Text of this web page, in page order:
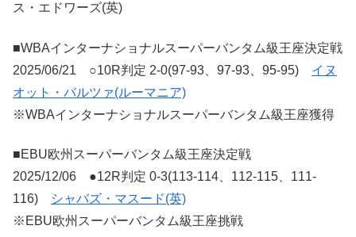
ス・エドワーズ(英)
■WBAインターナショナルスーパーバンタム級王座決定戦
2025/06/21 ○10R判定 2-0(97-93、97-93、95-95) イヌ
オット・バルツァ(ルーマニア)
※WBAインターナショナルスーパーバンタム級王座獲得
■EBU欧州スーパーバンタム級王座決定戦
2025/12/06 ●12R判定 0-3(113-114、112-115、111-
116)
シャバズ・マスード(英)
※EBU欧州スーパーバンタム級王座挑戦